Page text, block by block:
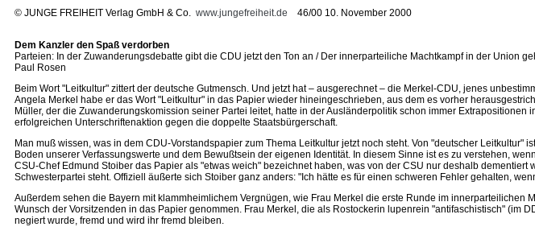
© JUNGE FREIHEIT Verlag GmbH & Co. www.jungefreiheit.de 46/00 10. November 2000
Dem Kanzler den Spaß verdorben
Parteien: In der Zuwanderungsdebatte gibt die CDU jetzt den Ton an / Der innerparteiliche Machtkampf in der Union
Paul Rosen
Beim Wort "Leitkultur" zittert der deutsche Gutmensch. Und jetzt hat – ausgerechnet – die Merkel-CDU, jenes
Angela Merkel habe er das Wort "Leitkultur" in das Papier wieder hineingeschrieben, aus dem es vorher
Müller, der die Zuwanderungskomission seiner Partei leitet, hatte in der Ausländerpolitik schon immer
erfolgreichen Unterschriftenaktion gegen die doppelte Staatsbürgerschaft.
Man muß wissen, was in dem CDU-Vorstandspapier zum Thema Leitkultur jetzt noch steht. Von "deutscher
Boden unserer Verfassungswerte und dem Bewußtsein der eigenen Identität. In diesem Sinne ist es zu verstehen,
CSU-Chef Edmund Stoiber das Papier als "etwas weich" bezeichnet haben, was von der CSU nur deshalb
Schwesterpartei steht. Offiziell äußerte sich Stoiber ganz anders: "Ich hätte es für einen schweren Fehler gehalten,
Außerdem sehen die Bayern mit klammheimlichem Vergnügen, wie Frau Merkel die erste Runde im
Wunsch der Vorsitzenden in das Papier genommen. Frau Merkel, die als Rostockerin lupenrein "antifaschistisch" (im
negiert wurde, fremd und wird ihr fremd bleiben.